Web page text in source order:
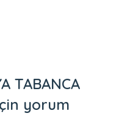
TABANCA
yorum